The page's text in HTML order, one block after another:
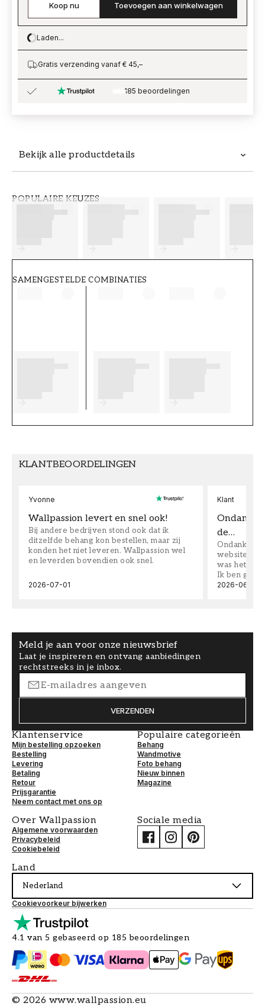
Bekijk alle productdetails
POPULAIRE KEUZES
SAMENGESTELDE COMBINATIES
Koop nu Toevoegen aan winkelwagen
Loading…
Laden...
Gratis verzending vanaf € 45,–
185 beoordelingen
KLANTBEOORDELINGEN
Yvonne
Wallpassion levert en snel ook!
Bij andere bedrijven stond ook dat ik
ditzelfde behang kon bestellen, maar zij
konden het niet leveren. Wallpassion wel
en leverden bovendien ook snel.
2026-07-01
Klant
Ondanks
de…
Ondanks
website
was het
Ik ben
2026-06-08
Meld je aan voor onze nieuwsbrief
Laat je inspireren en ontvang aanbiedingen
rechtstreeks in je inbox.
VERZENDEN
Klantenservice
Mijn bestelling opzoeken
Bestelling
Levering
Betaling
Retour
Prijsgarantie
Neem contact met ons op
Populaire categorieën
Behang
Wandmotive
Foto behang
Nieuw binnen
Magazine
Over Wallpassion
Algemene voorwaarden
Privacybeleid
Cookiebeleid
Sociale media
Land
Nederland
Cookievoorkeur bijwerken
4.1 van 5 gebaseerd op 185 beoordelingen
© 2026 www.wallpassion.eu